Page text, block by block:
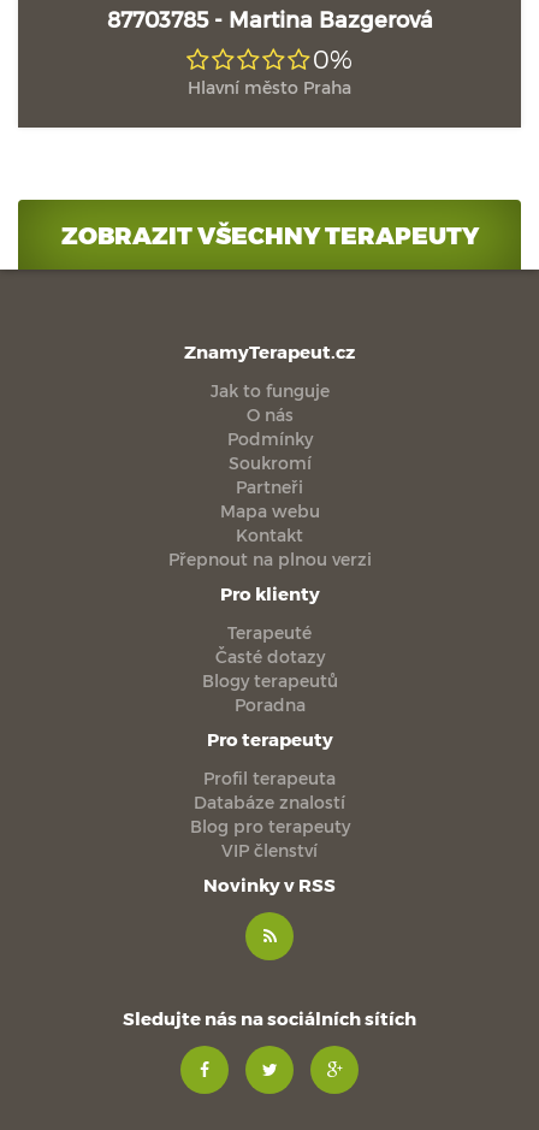
87703785 - Martina Bazgerová
0%
Hlavní město Praha
ZOBRAZIT VŠECHNY TERAPEUTY
ZnamyTerapeut.cz
Jak to funguje
O nás
Podmínky
Soukromí
Partneři
Mapa webu
Kontakt
Přepnout na plnou verzi
Pro klienty
Terapeuté
Časté dotazy
Blogy terapeutů
Poradna
Pro terapeuty
Profil terapeuta
Databáze znalostí
Blog pro terapeuty
VIP členství
Novinky v RSS
Sledujte nás na sociálních sítích